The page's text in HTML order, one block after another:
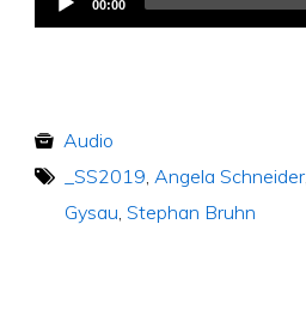
Player
00:00
Audio
_SS2019 Angela Schneider,
Gysau Stephan Bruhn